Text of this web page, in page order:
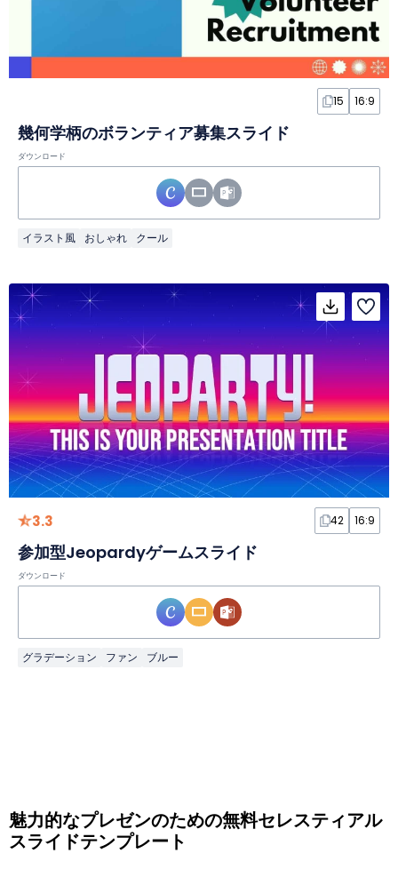
15 16:9
幾何学柄のボランティア募集スライド
ダウンロード
イラスト風 おしゃれ クール
3.3 42 16:9
参加型Jeopardyゲームスライド
ダウンロード
グラデーション ファン ブルー
魅力的なプレゼンのための無料セレスティアル
スライドテンプレート